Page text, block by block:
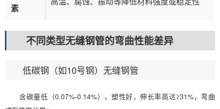
素
不同类型无缝钢管的弯曲性能差异
低碳钢（如10号钢）无缝钢管
含碳量低（0.07%-0.14%），塑性好，伸长率高达≥31%，弯曲